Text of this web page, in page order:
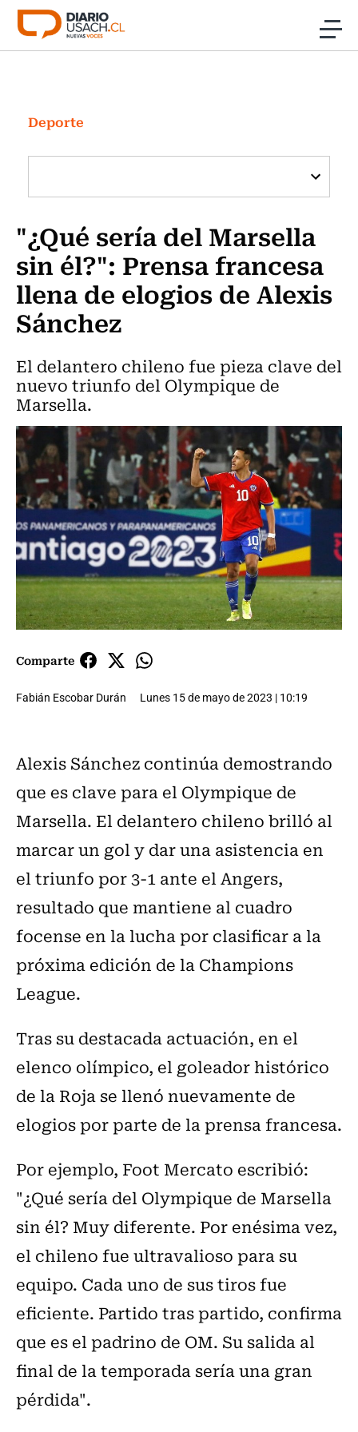
Click acá para ir directamente al contenido
Investigación
Cultura
Programas Radio y TV Usach
Deporte
"¿Qué sería del Marsella
sin él?": Prensa francesa
llena de elogios de Alexis
Sánchez
El delantero chileno fue pieza clave del
nuevo triunfo del Olympique de
Marsella.
Comparte
Fabián Escobar Durán Lunes 15 de mayo de 2023 | 10:19
Alexis Sánchez continúa demostrando
que es clave para el Olympique de
Marsella. El delantero chileno brilló al
marcar un gol y dar una asistencia en
el triunfo por 3-1 ante el Angers,
resultado que mantiene al cuadro
focense en la lucha por clasificar a la
próxima edición de la Champions
League.
Tras su destacada actuación, en el
elenco olímpico, el goleador histórico
de la Roja se llenó nuevamente de
elogios por parte de la prensa francesa.
Por ejemplo, Foot Mercato escribió:
"¿Qué sería del Olympique de Marsella
sin él? Muy diferente. Por enésima vez,
el chileno fue ultravalioso para su
equipo. Cada uno de sus tiros fue
eficiente. Partido tras partido, confirma
que es el padrino de OM. Su salida al
final de la temporada sería una gran
pérdida".